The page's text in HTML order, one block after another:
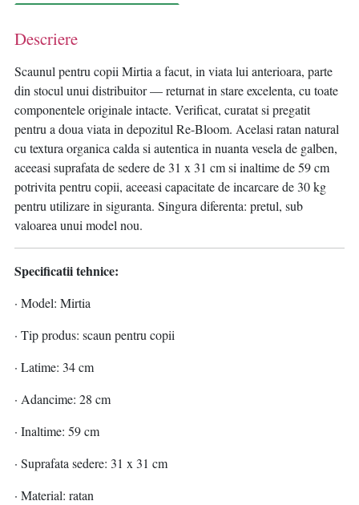
Descriere
Scaunul pentru copii Mirtia a facut, in viata lui anterioara, parte
din stocul unui distribuitor — returnat in stare excelenta, cu toate
componentele originale intacte. Verificat, curatat si pregatit
pentru a doua viata in depozitul Re-Bloom. Acelasi ratan natural
cu textura organica calda si autentica in nuanta vesela de galben,
aceeasi suprafata de sedere de 31 x 31 cm si inaltime de 59 cm
potrivita pentru copii, aceeasi capacitate de incarcare de 30 kg
pentru utilizare in siguranta. Singura diferenta: pretul, sub
valoarea unui model nou.
Specificatii tehnice:
· Model: Mirtia
· Tip produs: scaun pentru copii
· Latime: 34 cm
· Adancime: 28 cm
· Inaltime: 59 cm
· Suprafata sedere: 31 x 31 cm
· Material: ratan